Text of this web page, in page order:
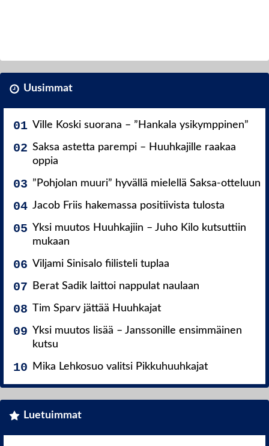
Uusimmat
Ville Koski suorana – ”Hankala ysikymppinen”
Saksa astetta parempi – Huuhkajille raakaa
oppia
”Pohjolan muuri” hyvällä mielellä Saksa-otteluun
Jacob Friis hakemassa positiivista tulosta
Yksi muutos Huuhkajiin – Juho Kilo kutsuttiin
mukaan
Viljami Sinisalo fiilisteli tuplaa
Berat Sadik laittoi nappulat naulaan
Tim Sparv jättää Huuhkajat
Yksi muutos lisää – Janssonille ensimmäinen
kutsu
Mika Lehkosuo valitsi Pikkuhuuhkajat
Luetuimmat